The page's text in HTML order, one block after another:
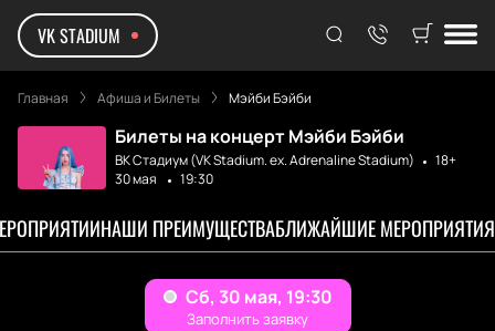
VK STADIUM
Главная Афиша и Билеты Мэйби Бэйби
Билеты на концерт Мэйби Бэйби
ВК Стадиум (VK Stadium. ex. Adrenaline Stadium)
18+
30 мая
19:30
НАШИ ПРЕИМУЩЕСТВАБЛИЖАЙШИЕ МЕРОПРИЯТИЯ